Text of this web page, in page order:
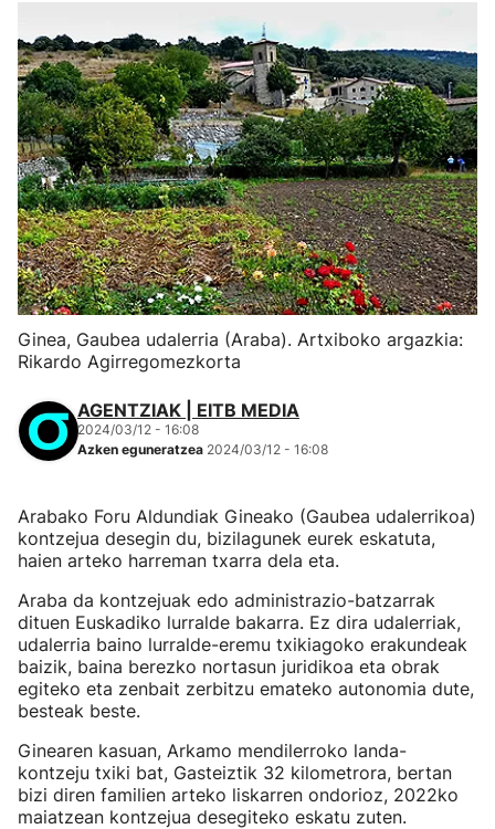
Ginea, Gaubea udalerria (Araba). Artxiboko argazkia:
Rikardo Agirregomezkorta
AGENTZIAK | EITB MEDIA
2024/03/12 - 16:08
Azken eguneratzea 2024/03/12 - 16:08
Arabako Foru Aldundiak Gineako (Gaubea udalerrikoa)
kontzejua desegin du, bizilagunek eurek eskatuta,
haien arteko harreman txarra dela eta.
Araba da kontzejuak edo administrazio-batzarrak
dituen Euskadiko lurralde bakarra. Ez dira udalerriak,
udalerria baino lurralde-eremu txikiagoko erakundeak
baizik, baina berezko nortasun juridikoa eta obrak
egiteko eta zenbait zerbitzu emateko autonomia dute,
besteak beste.
Ginearen kasuan, Arkamo mendilerroko landa-
kontzeju txiki bat, Gasteiztik 32 kilometrora, bertan
bizi diren familien arteko liskarren ondorioz, 2022ko
maiatzean kontzejua desegiteko eskatu zuten.